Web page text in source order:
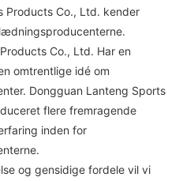
Products Co., Ltd. kender
Co., Ltd. Har en
omtrentlige idé om
Dongguan Lanteng Sports
flere fremragende
inden for
og gensidige fordele vil vi